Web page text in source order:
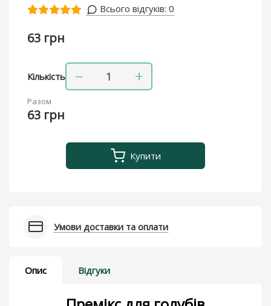
Всього відгуків: 0
63 грн
Кількість − +
Разом
63 грн
Купити
Умови доставки та оплати
Опис Відгуки